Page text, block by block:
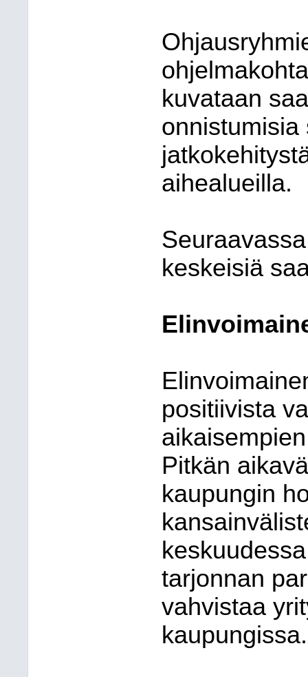
kuvataan
onnistumisia
aihealueilla.
keskeisiä
positiivista
Pitkän
kaupungin
tarjonnan
vahvistaa
kaupungissa.